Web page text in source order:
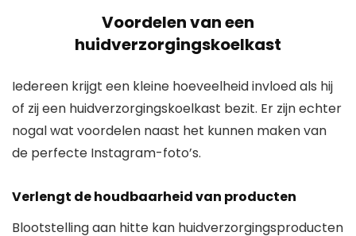
Voordelen van een
huidverzorgingskoelkast
Iedereen krijgt een kleine hoeveelheid invloed als hij
of zij een huidverzorgingskoelkast bezit. Er zijn echter
nogal wat voordelen naast het kunnen maken van
de perfecte Instagram-foto’s.
Verlengt de houdbaarheid van producten
Blootstelling aan hitte kan huidverzorgingsproducten